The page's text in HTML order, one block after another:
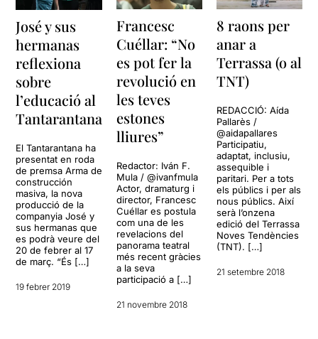
José y sus
hermanas
reflexiona
sobre
l’educació al
Tantarantana
El Tantarantana ha
presentat en roda
de premsa Arma de
construcción
masiva, la nova
producció de la
companyia José y
sus hermanas que
es podrà veure del
20 de febrer al 17
de març. “És […]
19 febrer 2019
Francesc
Cuéllar: “No
es pot fer la
revolució en
les teves
estones
lliures”
Redactor: Iván F.
Mula / @ivanfmula
Actor, dramaturg i
director, Francesc
Cuéllar es postula
com una de les
revelacions del
panorama teatral
més recent gràcies
a la seva
participació a […]
21 novembre 2018
8 raons per
anar a
Terrassa (o al
TNT)
REDACCIÓ: Aída
Pallarès /
@aidapallares
Participatiu,
adaptat, inclusiu,
assequible i
paritari. Per a tots
els públics i per als
nous públics. Així
serà l’onzena
edició del Terrassa
Noves Tendències
(TNT). […]
21 setembre 2018